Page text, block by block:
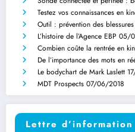
Testez vos connaissances en
Outil : prévention des blessures
L’histoire de l’Agence EBP 05/
Combien coûte la rentrée en
De l’importance des mots en
Le bodychart de Mark Laslett
MDT Prospects 07/06/2018
Lettre d’information